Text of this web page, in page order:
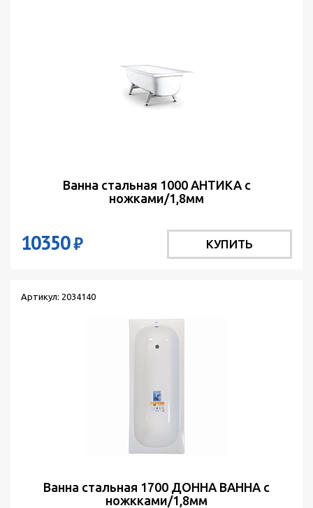
Ванна стальная 1000 АНТИКА с
ножками/1,8мм
10350₽ КУПИТЬ
Артикул: 2034140
Ванна стальная 1700 ДОННА ВАННА с
ножкками/1,8мм